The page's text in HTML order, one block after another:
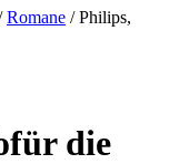
Romane / Philips,
die